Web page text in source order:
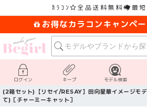
ｶﾗｺﾝ 全品送料無料 最
お得なカラコンキャンペ
ログイン キープ モデル検索
(2箱セット)【リセイ/RESAY】田向星華イメージモ
て)［チャーミーキャット］